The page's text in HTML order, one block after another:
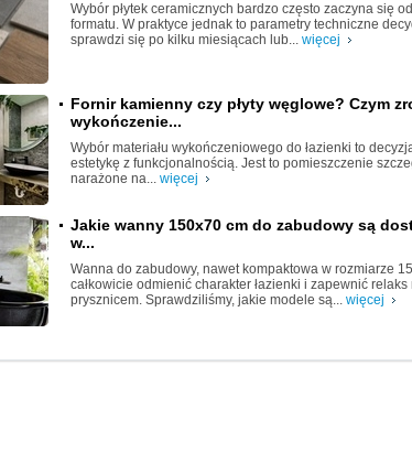
Wybór płytek ceramicznych bardzo często zaczyna się
formatu. W praktyce jednak to parametry techniczne
sprawdzi się po kilku miesiącach lub... więcej
Fornir kamienny czy płyty węglowe? Czym
wykończenie...
Wybór materiału wykończeniowego do łazienki to
estetykę z funkcjonalnością. Jest to pomieszczenie
narażone na... więcej
Jakie wanny 150x70 cm do zabudowy są
w...
Wanna do zabudowy, nawet kompaktowa w rozmiarze
całkowicie odmienić charakter łazienki i zapewnić
prysznicem. Sprawdziliśmy, jakie modele są... więcej